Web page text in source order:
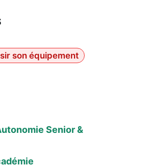
son équipement
Senior &